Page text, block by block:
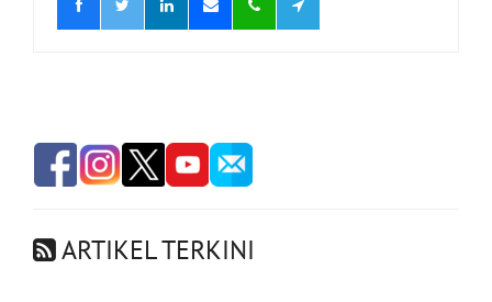
ARTIKEL TERKINI